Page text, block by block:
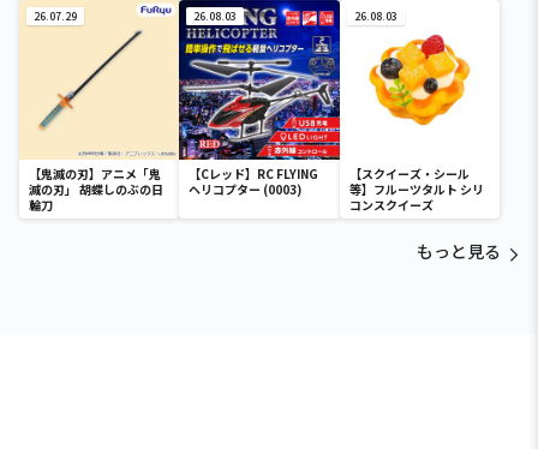
26.07.29
【鬼滅の刃】アニメ「鬼
滅の刃」 胡蝶しのぶの日
輪刀
26.08.03
【Cレッド】RC FLYING
ヘリコプター (0003)
26.08.03
【スクイーズ・シール
等】フルーツタルト シリ
コンスクイーズ
もっと見る